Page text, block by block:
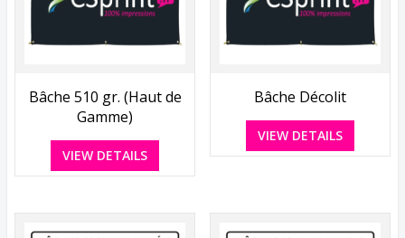
Bâche 510 gr. (Haut de
Gamme)
VIEW DETAILS
Bâche Décolit
VIEW DETAILS